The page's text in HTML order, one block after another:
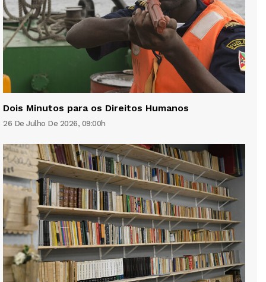
Dois Minutos para os Direitos Humanos
26 De Julho De 2026, 09:00h